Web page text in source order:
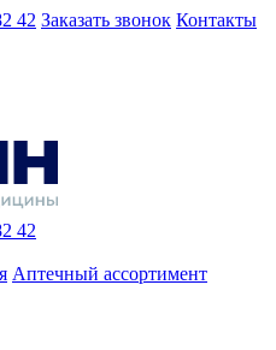
42 Заказать звонок Контакты
42
Аптечный ассортимент